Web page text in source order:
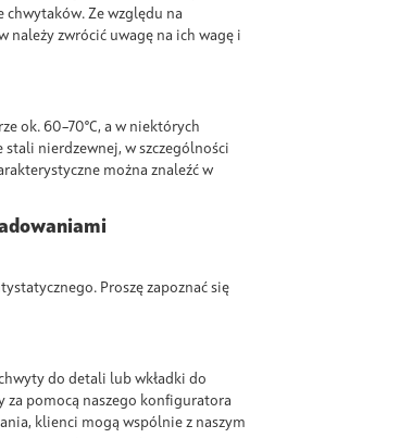
Ze względu na
należy zwrócić uwagę na ich wagę i
ok. 60–70°C, a w niektórych
stali nierdzewnej, w szczególności
można znaleźć w
Proszę zapoznać się
do detali lub wkładki do
za pomocą naszego konfiguratora
klienci mogą wspólnie z naszym